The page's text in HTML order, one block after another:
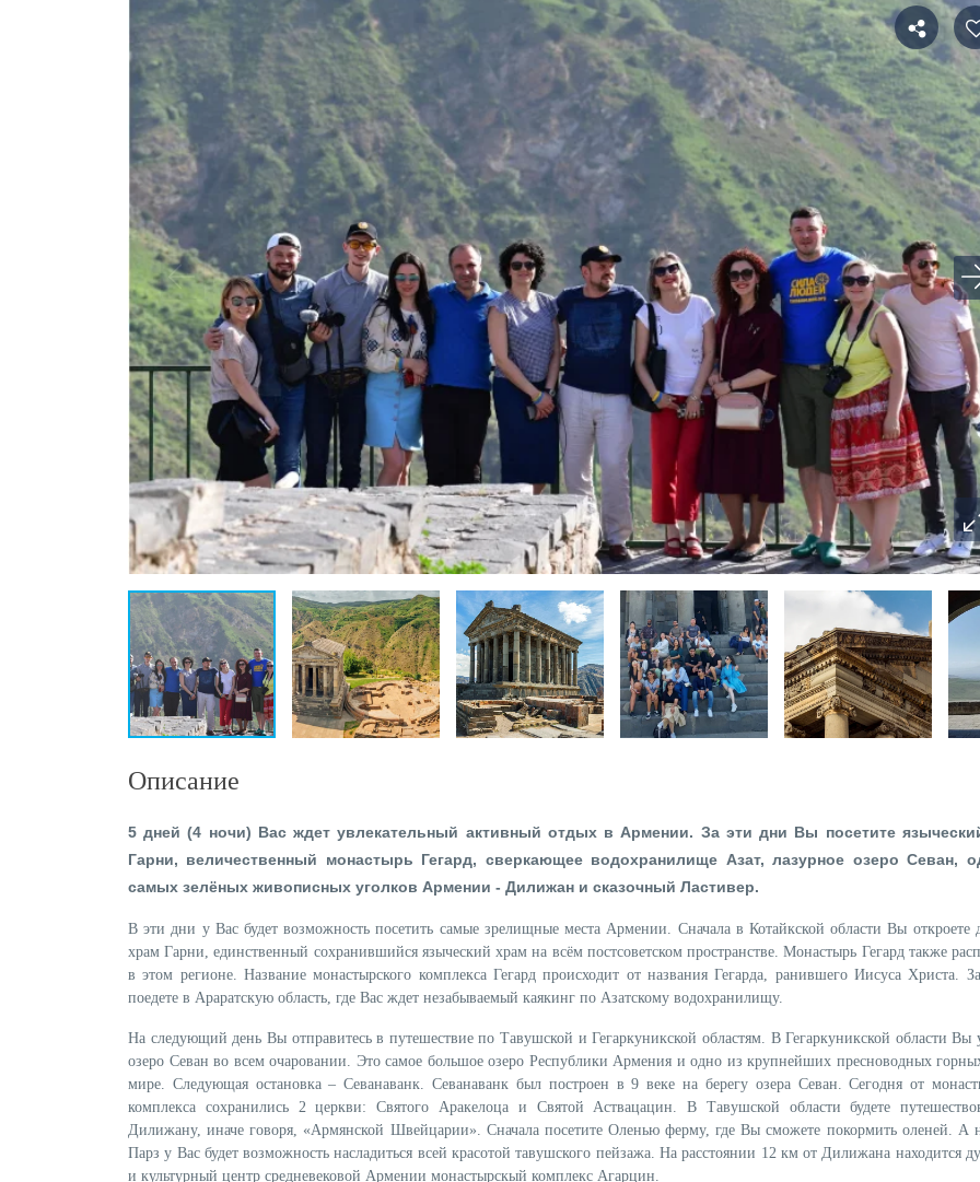
Описание
5 дней (4 ночи) Вас ждет увлекательный активный отдых в Армении. За эти дни Вы посетите
Гарни, величественный монастырь Гегард, сверкающее водохранилище Азат, лазурное озеро Севан,
самых зелёных живописных уголков Армении - Дилижан и сказочный Ластивер.
В эти дни у Вас будет возможность посетить самые зрелищные места Армении. Сначала в Котайкской области Вы откроете
храм Гарни, единственный сохранившийся языческий храм на всём постсоветском пространстве. Монастырь Гегард также
в этом регионе. Название монастырского комплекса Гегард происходит от названия Гегарда, ранившего Иисуса Христа.
поедете в Араратскую область, где Вас ждет незабываемый каякинг по Азатскому водохранилищу.
На следующий день Вы отправитесь в путешествие по Тавушской и Гегаркуникской областям. В Гегаркуникской области Вы
озеро Севан во всем очаровании. Это самое большое озеро Республики Армения и одно из крупнейших пресноводных
мире. Следующая остановка – Севанаванк. Севанаванк был построен в 9 веке на берегу озера Севан. Сегодня от
комплекса сохранились 2 церкви: Святого Аракелоца и Святой Аствацацин. В Тавушской области будете
Дилижану, иначе говоря, «Армянской Швейцарии». Сначала посетите Оленью ферму, где Вы сможете покормить оленей. А
Парз у Вас будет возможность насладиться всей красотой тавушского пейзажа. На расстоянии 12 км от Дилижана находится
и культурный центр средневековой Армении монастырскый комплекс Агарцин.